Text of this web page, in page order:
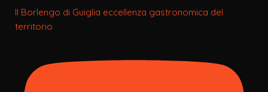
Il Borlengo di Guiglia eccellenza gastronomica del
territorio